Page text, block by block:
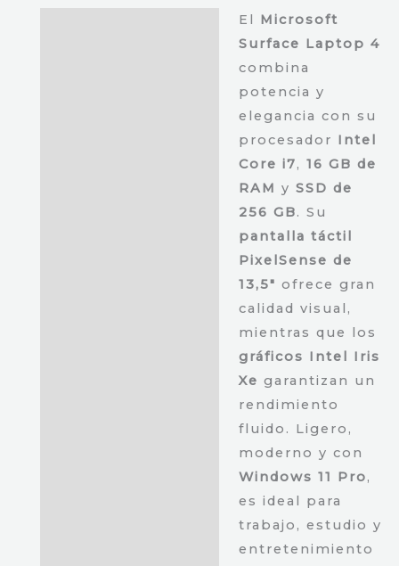
El
Microsoft
Surface Laptop 4
combina
potencia y
elegancia con su
procesador Intel
Core i7, 16 GB de
RAM y SSD de
256 GB. Su
pantalla táctil
PixelSense de
13,5″ ofrece gran
calidad visual,
mientras que los
gráficos Intel Iris
Xe garantizan un
rendimiento
fluido. Ligero,
moderno y con
Windows 11 Pro,
es ideal para
trabajo, estudio y
entretenimiento